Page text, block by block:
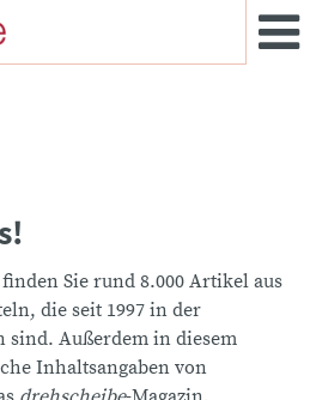
Sie rund 8.000 Artikel aus
die seit 1997 in der
sind. Außerdem in diesem
Inhaltsangaben von